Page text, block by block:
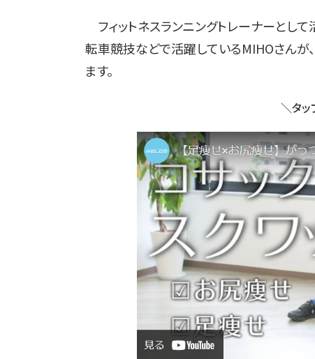
フィットネスランニングトレーナーとし
転車競技などで活躍しているMIHOさんが
ます。
＼タ